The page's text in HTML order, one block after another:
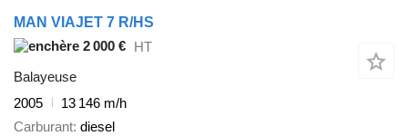
MAN VIAJET 7 R/HS
2 000 € HT
Balayeuse
2005
13 146 m/h
Carburant diesel